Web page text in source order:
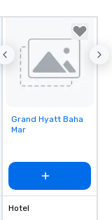
Removed from
favorites
Grand Hyatt Baha
Mar
Hotel